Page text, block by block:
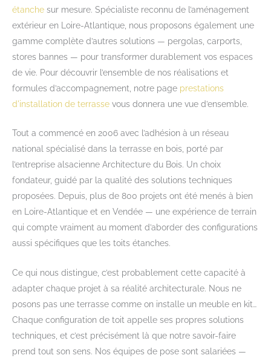
étanche sur mesure. Spécialiste reconnu de l’aménagement
extérieur en Loire-Atlantique, nous proposons également une
gamme complète d’autres solutions — pergolas, carports,
stores bannes — pour transformer durablement vos espaces
de vie. Pour découvrir l’ensemble de nos réalisations et
formules d’accompagnement, notre page prestations
d'installation de terrasse vous donnera une vue d’ensemble.
Tout a commencé en 2006 avec l’adhésion à un réseau
national spécialisé dans la terrasse en bois, porté par
l’entreprise alsacienne Architecture du Bois. Un choix
fondateur, guidé par la qualité des solutions techniques
proposées. Depuis, plus de 800 projets ont été menés à bien
en Loire-Atlantique et en Vendée — une expérience de terrain
qui compte vraiment au moment d’aborder des configurations
aussi spécifiques que les toits étanches.
Ce qui nous distingue, c’est probablement cette capacité à
adapter chaque projet à sa réalité architecturale. Nous ne
posons pas une terrasse comme on installe un meuble en kit…
Chaque configuration de toit appelle ses propres solutions
techniques, et c’est précisément là que notre savoir-faire
prend tout son sens. Nos équipes de pose sont salariées —